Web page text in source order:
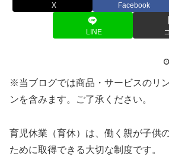
X Facebook
LINE
※当ブログでは商品・サービスのリ
ンを含みます。ご了承ください。
育児休業（育休）は、働く親が子供
ために取得できる大切な制度です。